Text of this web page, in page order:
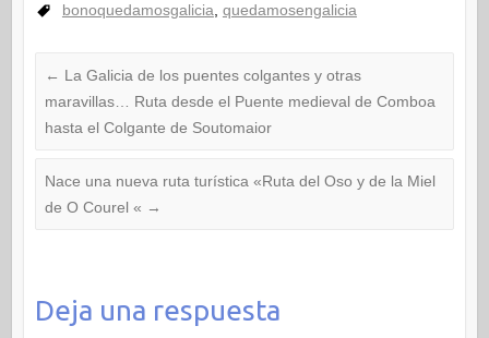
bonoquedamosgalicia, quedamosengalicia
← La Galicia de los puentes colgantes y otras
maravillas… Ruta desde el Puente medieval de Comboa
hasta el Colgante de Soutomaior
Nace una nueva ruta turística «Ruta del Oso y de la Miel
de O Courel « →
Deja una respuesta